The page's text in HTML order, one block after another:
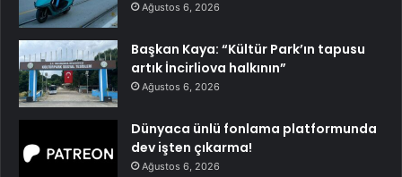
Ağustos 6, 2026
Başkan Kaya: “Kültür Park’ın tapusu
artık İncirliova halkının”
Ağustos 6, 2026
Dünyaca ünlü fonlama platformunda
dev işten çıkarma!
Ağustos 6, 2026